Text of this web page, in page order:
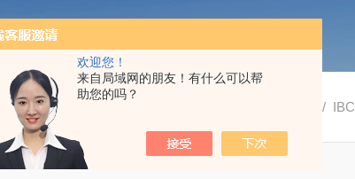
欢迎您！
来自局域网的朋友！有什么可以帮
助您的吗？
产品中心/ /